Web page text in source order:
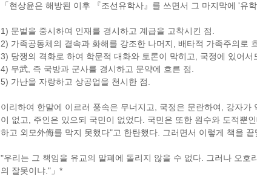
「현상윤은 해방된 이후 『조선유학사』를 쓰면서 그 마지막에 '유
1) 문벌을 중시하여 인재를 경시하고 계급을 고착시킨 점.
2) 가족공동체의 결속과 화해를 강조한 나머지, 배타적 가족주의로
3) 당쟁의 격화로 하여 학문적 대화와 토론이 막히고, 국정에 있어
4) 무武, 즉 국방과 군사를 경시하고 문약에 흐른 점.
5) 가난을 자랑하고 상공업을 천시한 점.
이리하여 한말에 이르러 풍속은 무너지고, 국정은 문란하여, 강자
이 없고, 주인은 있으되 국민이 없었다. 국민은 또한 원수와 도적뿐
하고 외모外侮를 막지 못했다"고 한탄했다. 그러면서 이렇게 책을 끝
"우리는 그 책임을 유교의 말폐에 돌리지 않을 수 없다. 그러나 오
의 잘못이냐."」*